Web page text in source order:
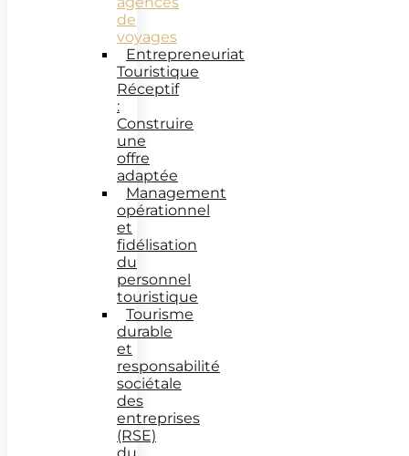
de
voyages
Entrepreneuriat
Touristique
Réceptif
:
Construire
une
offre
adaptée
Management
opérationnel
et
fidélisation
du
personnel
touristique
Tourisme
durable
et
responsabilité
sociétale
des
entreprises
(RSE)